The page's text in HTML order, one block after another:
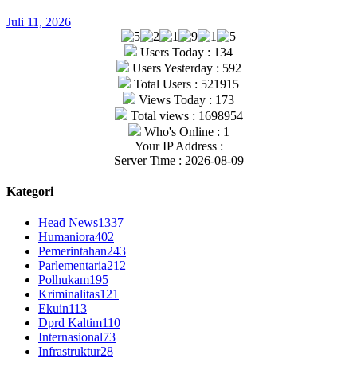
Juli 11, 2026
Users Today : 134
Users Yesterday : 592
Total Users : 521915
Views Today : 173
Total views : 1698954
Who's Online : 1
Your IP Address :
Server Time : 2026-08-09
Kategori
Head News1337
Humaniora402
Pemerintahan243
Parlementaria212
Polhukam195
Kriminalitas121
Ekuin113
Dprd Kaltim110
Internasional73
Infrastruktur28